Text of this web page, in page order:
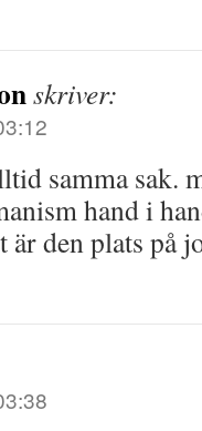
skriver:
samma sak.
hand i
är den plats på